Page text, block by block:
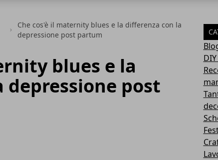
Che cos'è il maternity blues e la differenza con la
depressione post partum
blues e la
post